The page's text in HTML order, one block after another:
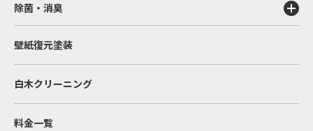
除菌・消臭
壁紙復元塗装
白木クリーニング
料金一覧